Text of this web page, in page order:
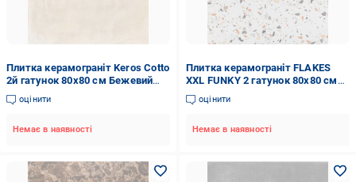
Плитка керамограніт Keros Cotto
2й гатунок 80х80 см Бежевий
(1653)
оцінити
Немає в наявності
Плитка керамограніт FLAKES
XXL FUNKY 2 гатунок 80х80 см
Тераццо (25394242)
оцінити
Немає в наявності